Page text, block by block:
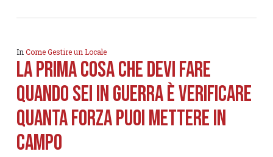
In Come Gestire un Locale
La PRIMA cosa che devi fare
quando sei in Guerra è verificare
quanta Forza puoi mettere in
campo